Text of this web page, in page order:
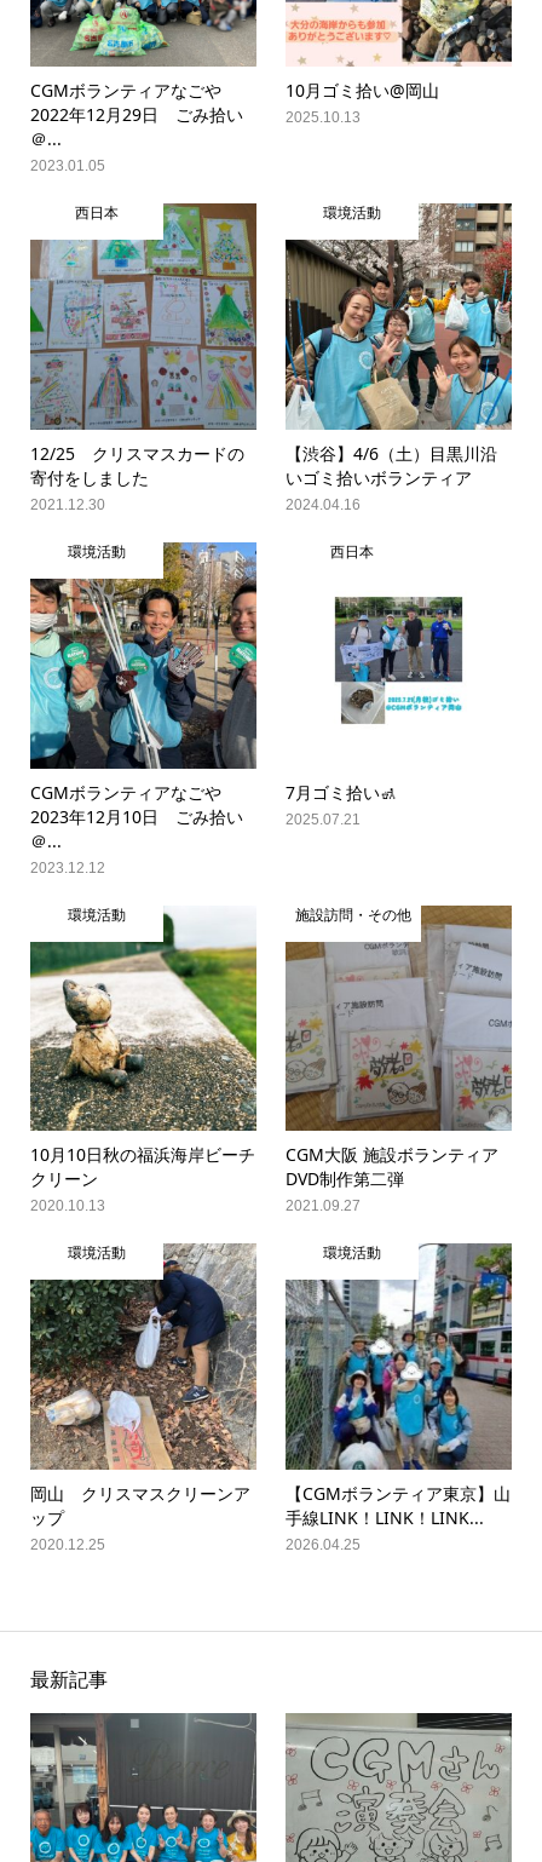
CGMボランティアなごや
2022年12月29日 ごみ拾い
＠...
2023.01.05
10月ゴミ拾い@岡山
2025.10.13
西日本
12/25 クリスマスカードの
寄付をしました
2021.12.30
環境活動
【渋谷】4/6（土）目黒川沿
いゴミ拾いボランティア
2024.04.16
環境活動
CGMボランティアなごや
2023年12月10日 ごみ拾い
＠...
2023.12.12
西日本
7月ゴミ拾い🚮
2025.07.21
環境活動
10月10日秋の福浜海岸ビーチ
クリーン
2020.10.13
施設訪問・その他
CGM大阪 施設ボランティア
DVD制作第二弾
2021.09.27
環境活動
岡山 クリスマスクリーンア
ップ
2020.12.25
環境活動
【CGMボランティア東京】山
手線LINK！LINK！LINK...
2026.04.25
最新記事